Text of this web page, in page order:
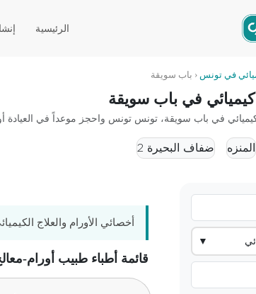
الرئيسية
في تونس ‹ باب سويقة
في باب سويقة
في باب سويقة، تونس تونس واحجز موعداً في العيادة أو
المنزه ضفاف البحيرة 2
▼
أخصائي الأورام والعلاج
قائمة أطباء طبيب أورام-